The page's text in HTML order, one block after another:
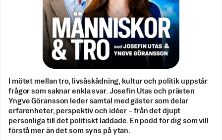
I mötet mellan tro, livsåskådning, kultur och politik uppstår
frågor som saknar enkla svar. Josefin Utas och prästen
Yngve Göransson leder samtal med gäster som delar
erfarenheter, perspektiv och idéer – från det djupt
personliga till det politiskt laddade. En podd för dig som vill
förstå mer än det som syns på ytan.